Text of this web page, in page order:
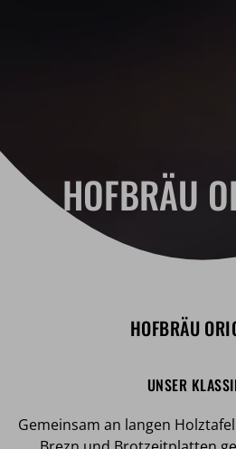
HOFBRÄU
HOFBRÄU
UNSER
Gemeinsam an langen